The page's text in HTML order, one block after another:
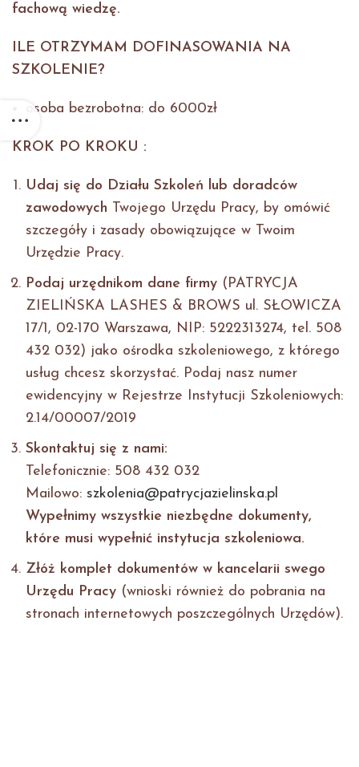
fachową wiedzę.
ILE OTRZYMAM DOFINASOWANIA NA
SZKOLENIE?
osoba bezrobotna: do 6000zł
KROK PO KROKU :
Udaj się do Działu Szkoleń lub doradców
zawodowych Twojego Urzędu Pracy, by omówić
szczegóły i zasady obowiązujące w Twoim
Urzędzie Pracy.
Podaj urzędnikom dane firmy (PATRYCJA
ZIELIŃSKA LASHES & BROWS ul. SŁOWICZA
17/1, 02-170 Warszawa, NIP: 5222313274, tel. 508
432 032) jako ośrodka szkoleniowego, z którego
usług chcesz skorzystać. Podaj nasz numer
ewidencyjny w Rejestrze Instytucji Szkoleniowych:
2.14/00007/2019
Skontaktuj się z nami:
Telefonicznie: 508 432 032
Mailowo: szkolenia@patrycjazielinska.pl
Wypełnimy wszystkie niezbędne dokumenty,
które musi wypełnić instytucja szkoleniowa.
Złóż komplet dokumentów w kancelarii swego
Urzędu Pracy (wnioski również do pobrania na
stronach internetowych poszczególnych Urzędów).